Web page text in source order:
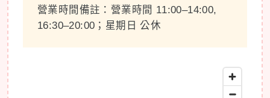
營業時間備註：營業時間 11:00–14:00,
16:30–20:00；星期日 公休